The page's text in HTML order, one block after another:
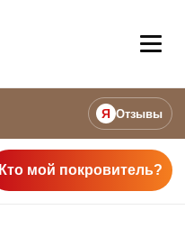
Я Отзывы
Кто мой покровитель?